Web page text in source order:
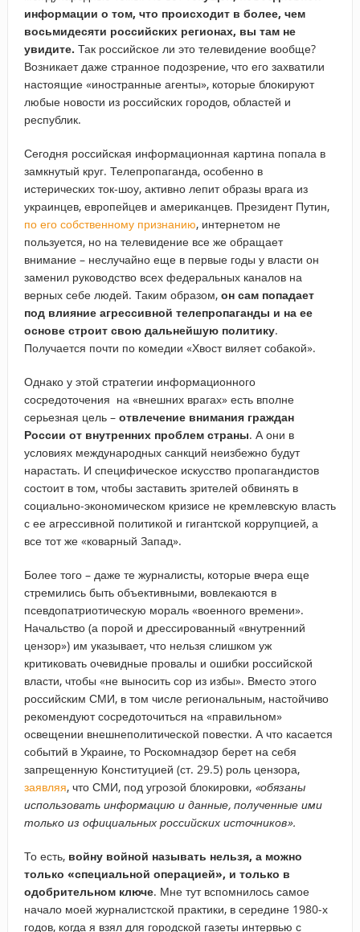
информации о том, что происходит в более, чем
восьмидесяти российских регионах, вы там не
увидите. Так российское ли это телевидение вообще?
Возникает даже странное подозрение, что его захватили
настоящие «иностранные агенты», которые блокируют
любые новости из российских городов, областей и
республик.
Сегодня российская информационная картина попала в
замкнутый круг. Телепропаганда, особенно в
истерических ток-шоу, активно лепит образы врага из
украинцев, европейцев и американцев. Президент Путин,
по его собственному признанию, интернетом не
пользуется, но на телевидение все же обращает
внимание – неслучайно еще в первые годы у власти он
заменил руководство всех федеральных каналов на
верных себе людей. Таким образом, он сам попадает
под влияние агрессивной телепропаганды и на ее
основе строит свою дальнейшую политику.
Получается почти по комедии «Хвост виляет собакой».
Однако у этой стратегии информационного
сосредоточения на «внешних врагах» есть вполне
серьезная цель – отвлечение внимания граждан
России от внутренних проблем страны. А они в
условиях международных санкций неизбежно будут
нарастать. И специфическое искусство пропагандистов
состоит в том, чтобы заставить зрителей обвинять в
социально-экономическом кризисе не кремлевскую власть
с ее агрессивной политикой и гигантской коррупцией, а
все тот же «коварный Запад».
Более того – даже те журналисты, которые вчера еще
стремились быть объективными, вовлекаются в
псевдопатриотическую мораль «военного времени».
Начальство (а порой и дрессированный «внутренний
цензор») им указывает, что нельзя слишком уж
критиковать очевидные провалы и ошибки российской
власти, чтобы «не выносить сор из избы». Вместо этого
российским СМИ, в том числе региональным, настойчиво
рекомендуют сосредоточиться на «правильном»
освещении внешнеполитической повестки. А что касается
событий в Украине, то Роскомнадзор берет на себя
запрещенную Конституцией (ст. 29.5) роль цензора,
заявляя, что СМИ, под угрозой блокировки, «обязаны
использовать информацию и данные, полученные ими
только из официальных российских источников».
То есть, войну войной называть нельзя, а можно
только «специальной операцией», и только в
одобрительном ключе. Мне тут вспомнилось самое
начало моей журналистской практики, в середине 1980-х
годов, когда я взял для городской газеты интервью с